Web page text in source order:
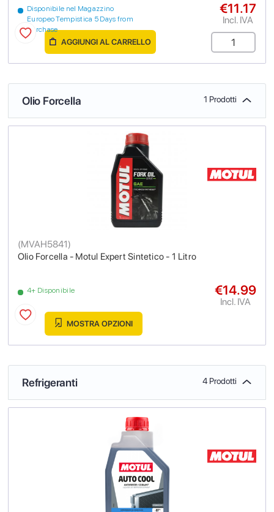
Disponibile nel Magazzino
Europeo Tempistica 5 Days from
purchase
€11.17
Incl. IVA
AGGIUNGI AL CARRELLO
Olio Forcella 1 Prodotti
Olio Forcella - Motul Expert Sintetico - 1 Litro
(MVAH5841)
4+ Disponibile €14.99
Incl. IVA
MOSTRA OPZIONI
Refrigeranti 4 Prodotti